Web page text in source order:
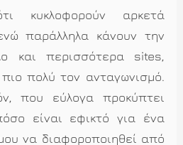
κυκλοφορούν αρκετά
παράλληλα κάνουν την
και περισσότερα sites,
πολύ τον ανταγωνισμό.
που εύλογα προκύπτει
είναι εφικτό για ένα
να διαφοροποιηθεί από